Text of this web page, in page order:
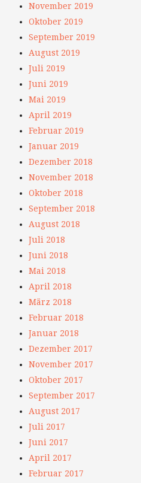
November 2019
Oktober 2019
September 2019
August 2019
Juli 2019
Juni 2019
Mai 2019
April 2019
Februar 2019
Januar 2019
Dezember 2018
November 2018
Oktober 2018
September 2018
August 2018
Juli 2018
Juni 2018
Mai 2018
April 2018
März 2018
Februar 2018
Januar 2018
Dezember 2017
November 2017
Oktober 2017
September 2017
August 2017
Juli 2017
Juni 2017
April 2017
Februar 2017